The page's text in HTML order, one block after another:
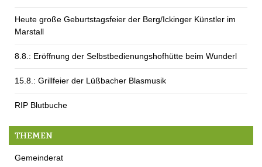
Heute große Geburtstagsfeier der Berg/Ickinger Künstler im
Marstall
8.8.: Eröffnung der Selbstbedienungshofhütte beim Wunderl
15.8.: Grillfeier der Lüßbacher Blasmusik
RIP Blutbuche
THEMEN
Gemeinderat